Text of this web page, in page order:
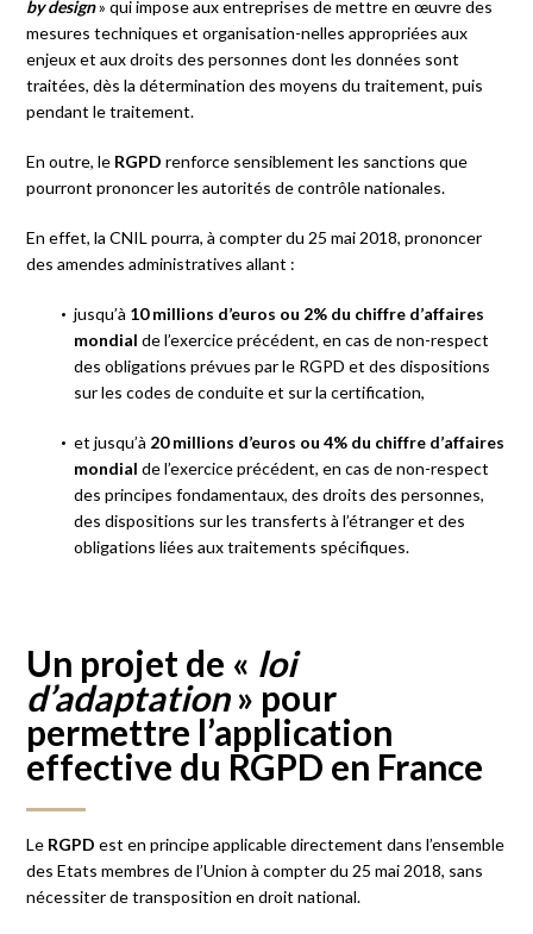
by design» qui impose aux entreprises de mettre en œuvre des
mesures techniques et organisation-nelles appropriées aux
enjeux et aux droits des personnes dont les données sont
traitées, dès la détermination des moyens du traitement, puis
pendant le traitement.
En outre, le RGPD renforce sensiblement les sanctions que
pourront prononcer les autorités de contrôle nationales.
En effet, la CNIL pourra, à compter du 25 mai 2018, prononcer
des amendes administratives allant :
jusqu’à 10 millions d’euros ou 2% du chiffre d’affaires
mondial de l’exercice précédent, en cas de non-respect
des obligations prévues par le RGPD et des dispositions
sur les codes de conduite et sur la certification,
et jusqu’à 20 millions d’euros ou 4% du chiffre d’affaires
mondial de l’exercice précédent, en cas de non-respect
des principes fondamentaux, des droits des personnes,
des dispositions sur les transferts à l’étranger et des
obligations liées aux traitements spécifiques.
Un projet de « loi
d’adaptation» pour
permettre l’application
effective du RGPD en France
Le RGPD est en principe applicable directement dans l’ensemble
des Etats membres de l’Union à compter du 25 mai 2018, sans
nécessiter de transposition en droit national.